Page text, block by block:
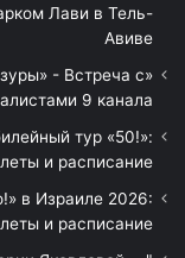
Лави в Тель-
Авиве
- Встреча с
9 канала
тур «50!»:
и расписание
в Израиле 2026:
и расписание